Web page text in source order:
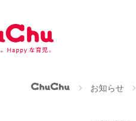
ChuChu公式サイトお知らせ